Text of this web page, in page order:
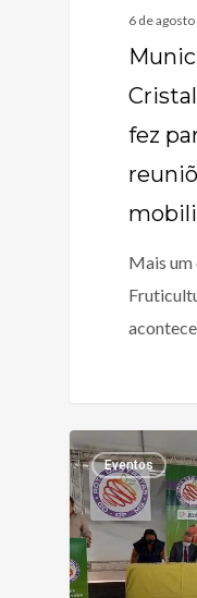
6 de
fez
Mais um
Eventos